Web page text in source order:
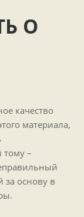
О
качество
материала,
–
за основу в